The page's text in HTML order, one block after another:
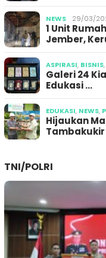
NEWS 29/03/
1 Unit
Jember,
ASPIRASI, BISNIS,
Galeri 24
Edukasi …
EDUKASI, NEWS,
Hijaukan
TNI/POLRI